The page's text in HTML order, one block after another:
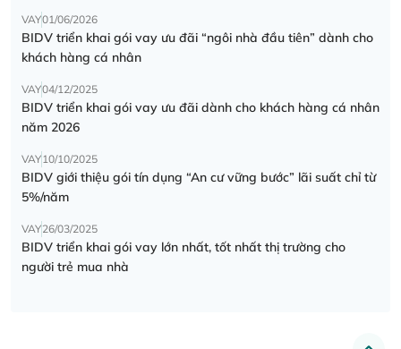
VAY01/06/2026
BIDV triển khai gói vay ưu đãi “ngôi nhà đầu tiên” dành cho
khách hàng cá nhân
VAY04/12/2025
BIDV triển khai gói vay ưu đãi dành cho khách hàng cá nhân
năm 2026
VAY10/10/2025
BIDV giới thiệu gói tín dụng “An cư vững bước” lãi suất chỉ từ
5%/năm
VAY26/03/2025
BIDV triển khai gói vay lớn nhất, tốt nhất thị trường cho
người trẻ mua nhà